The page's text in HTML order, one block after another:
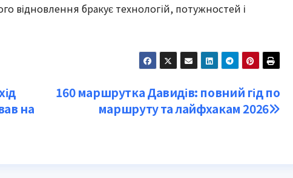
відновлення бракує технологій, потужностей і
160 маршрутка Давидів: повний гід по
маршруту та лайфхакам 2026
на